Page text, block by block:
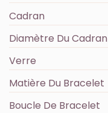
Cadran
Diamètre Du Cadran
Verre
Matière Du Bracelet
Boucle De Bracelet